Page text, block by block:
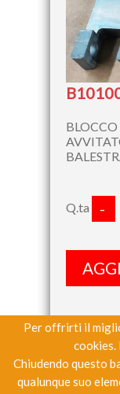
Per offrirti il
Chiudendo questo
qualunque suo
BLOCCO
Q.ta -